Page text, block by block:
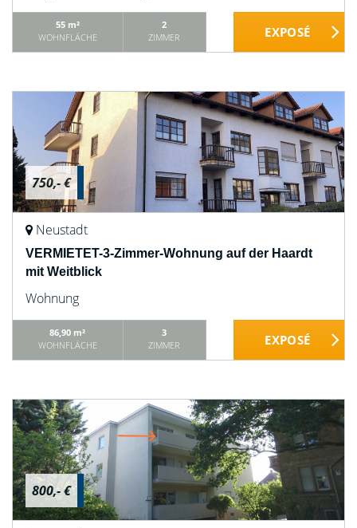
55 m²
WOHNFLÄCHE
2
ZIMMER
750,- €
Neustadt
VERMIETET-3-Zimmer-Wohnung auf der Haardt
mit Weitblick
Wohnung
86,90 m²
WOHNFLÄCHE
3
ZIMMER
800,- €